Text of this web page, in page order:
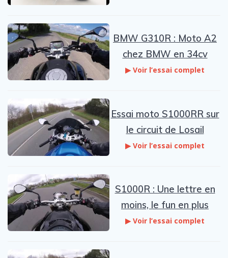
BMW G310R : Moto A2
chez BMW en 34cv
▶ Voir l’essai complet
Essai moto S1000RR sur
le circuit de Losail
▶ Voir l’essai complet
S1000R : Une lettre en
moins, le fun en plus
▶ Voir l’essai complet